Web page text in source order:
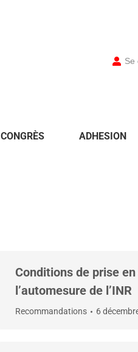
Se
CONGRÈS ADHESION
Conditions de prise
l’automesure de l’INR
Recommandations 6